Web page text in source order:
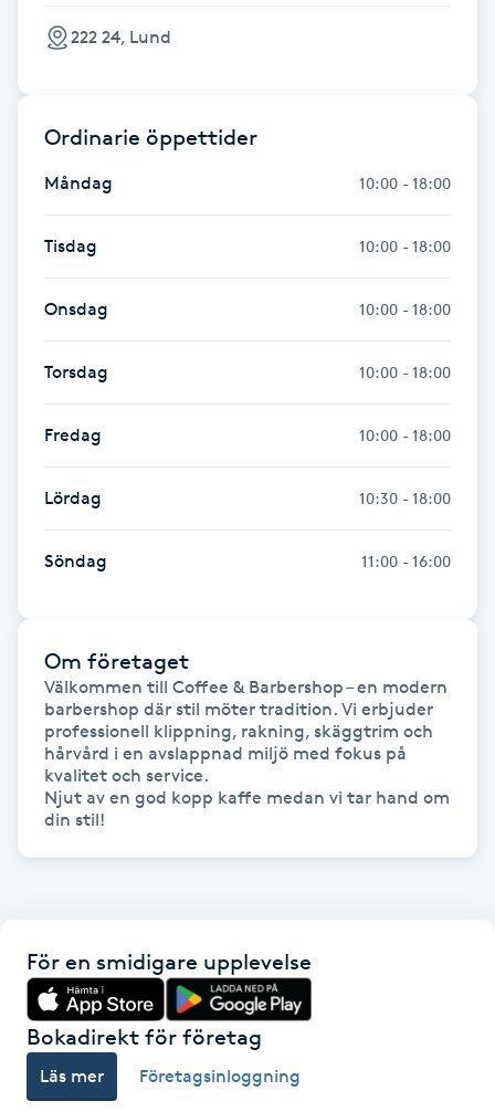
Gelenaglar
Gellack med förstärkning
Gravidmassage
Gravidyoga
Gruppträning
Gua Sha-massage
Headspa
Healing
Herrklippning
HIFU
Hot Stone Massage
Hot yoga
Hudföryngring
222 24, Lund
Ordinarie öppettider
Måndag 10:00 - 18:00
Tisdag 10:00 - 18:00
Onsdag 10:00 - 18:00
Torsdag 10:00 - 18:00
Fredag 10:00 - 18:00
Lördag 10:30 - 18:00
Söndag 11:00 - 16:00
Om företaget
Välkommen till Coffee & Barbershop – en modern
barbershop där stil möter tradition. Vi erbjuder
professionell klippning, rakning, skäggtrim och
hårvård i en avslappnad miljö med fokus på
kvalitet och service.
Njut av en god kopp kaffe medan vi tar hand om
För en smidigare upplevelse
Bokadirekt för företag
Läs mer Företagsinloggning